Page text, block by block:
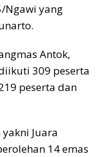
Ngawi yang
Antok,
309 peserta
peserta dan
Juara
14 emas